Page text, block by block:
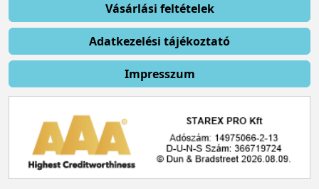
Vásárlási feltételek
Adatkezelési tájékoztató
Impresszum